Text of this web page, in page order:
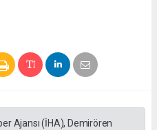
Ajansı (İHA), Demirören